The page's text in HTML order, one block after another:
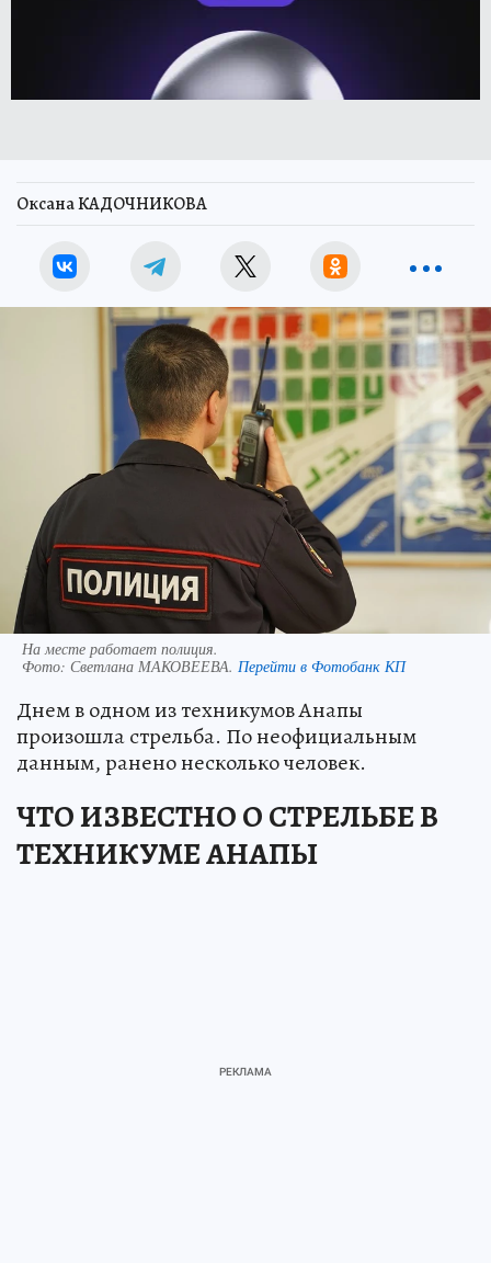
Оксана КАДОЧНИКОВА
На месте работает полиция.
Фото: Светлана МАКОВЕЕВА. Перейти в Фотобанк КП
Днем в одном из техникумов Анапы
произошла стрельба. По неофициальным
данным, ранено несколько человек.
ЧТО ИЗВЕСТНО О СТРЕЛЬБЕ В
ТЕХНИКУМЕ АНАПЫ